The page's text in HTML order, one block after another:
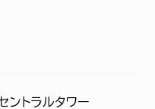
ントラルタワー